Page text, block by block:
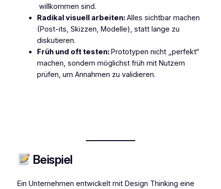
willkommen sind.
Radikal visuell arbeiten:Alles sichtbar machen
(Post-its, Skizzen, Modelle), statt lange zu
diskutieren.
Früh und oft testen:Prototypen nicht „perfekt“
machen, sondern möglichst früh mit Nutzern
prüfen, um Annahmen zu validieren.
Beispiel
Ein Unternehmen entwickelt mit Design Thinking eine